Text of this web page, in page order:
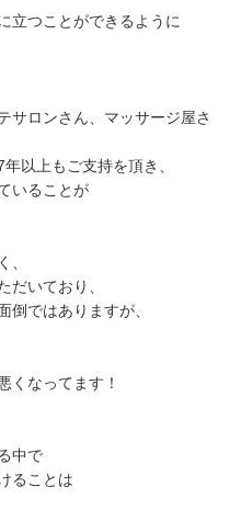
立つことができるように
サロンさん、マッサージ屋さ
以上もご支持を頂き、
いることが
、
だいており、
倒ではありますが、
くなってます！
中で
ることは